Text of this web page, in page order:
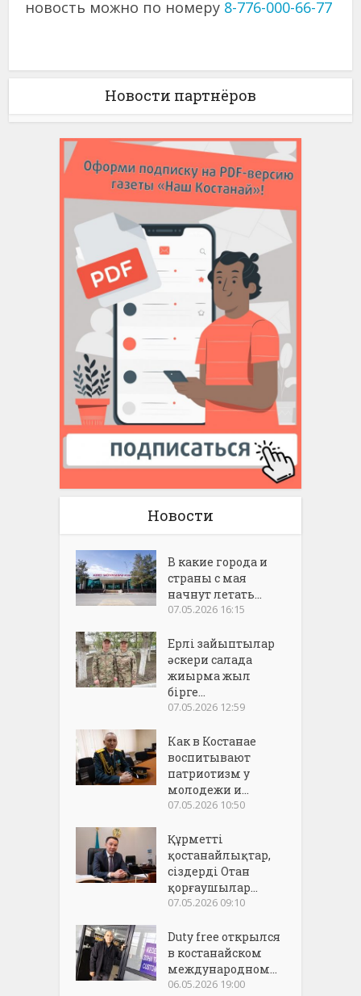
новость можно по номеру 8-776-000-66-77
Новости партнёров
Новости
В какие города и
страны с мая
начнут летать...
07.05.2026 16:15
Ерлі зайыптылар
әскери салада
жиырма жыл
бірге...
07.05.2026 12:59
Как в Костанае
воспитывают
патриотизм у
молодежи и...
07.05.2026 10:50
Құрметті
қостанайлықтар,
сіздерді Отан
қорғаушылар...
07.05.2026 09:10
Duty free открылся
в костанайском
международном...
06.05.2026 19:00